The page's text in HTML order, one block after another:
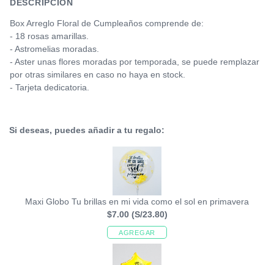
DESCRIPCIÓN
Box Arreglo Floral de Cumpleaños comprende de:
- 18 rosas amarillas.
- Astromelias moradas.
- Aster unas flores moradas por temporada, se puede remplazar
por otras similares en caso no haya en stock.
- Tarjeta dedicatoria.
Si deseas, puedes añadir a tu regalo:
Maxi Globo Tu brillas en mi vida como el sol en primavera
$7.00 (S/23.80)
AGREGAR